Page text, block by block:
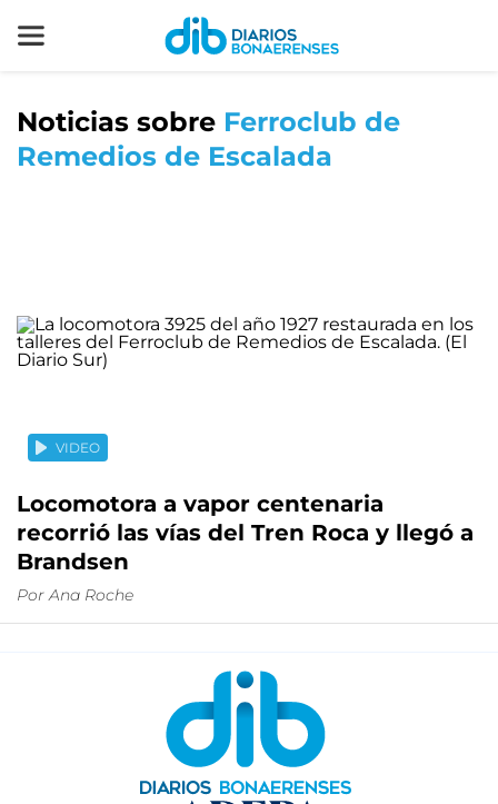
Noticias sobre Ferroclub de
Remedios de Escalada
VIDEO
Locomotora a vapor centenaria
recorrió las vías del Tren Roca y llegó a
Brandsen
Por Ana Roche